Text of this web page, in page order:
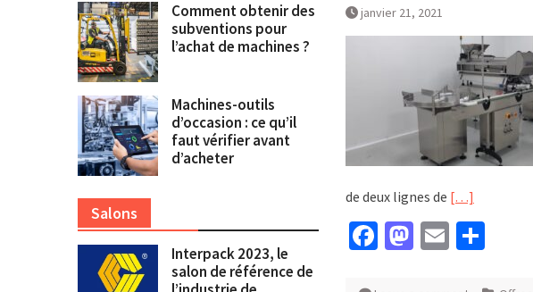
janvier 21, 2021
de deux lignes de […]
Facebook
Mastodon
Email
Comment obtenir des
subventions pour
l’achat de machines ?
Machines-outils
d’occasion : ce qu’il
faut vérifier avant
d’acheter
Salons
Interpack 2023, le
salon de référence de